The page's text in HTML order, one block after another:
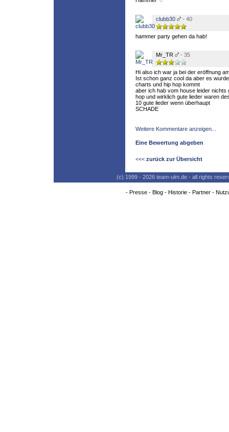
clubb30 - 40
hammer party gehen da hab!
Mr_TR - 35
Hi also ich war ja bei der eröffnung
Ist schon ganz cool da aber es
charts und hip hop kommt
aber ich hab vom house leider nichts
hop und wirklich gute lieder waren
10 gute lieder wenn überhaupt
SCHADE
Weitere Kommentare anzeigen...
Eine Bewertung abgeben
<<< zurück zur Übersicht
(c) 1999 - 2026 team-ulm.de - all rights
- Presse- Blog- Historie- Partner-